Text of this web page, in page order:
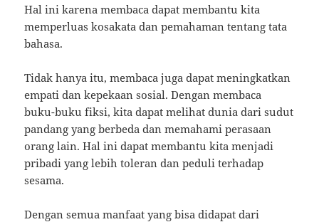
Hal ini karena membaca dapat membantu kita
memperluas kosakata dan pemahaman tentang tata
bahasa.
Tidak hanya itu, membaca juga dapat meningkatkan
empati dan kepekaan sosial. Dengan membaca
buku-buku fiksi, kita dapat melihat dunia dari sudut
pandang yang berbeda dan memahami perasaan
orang lain. Hal ini dapat membantu kita menjadi
pribadi yang lebih toleran dan peduli terhadap
sesama.
Dengan semua manfaat yang bisa didapat dari